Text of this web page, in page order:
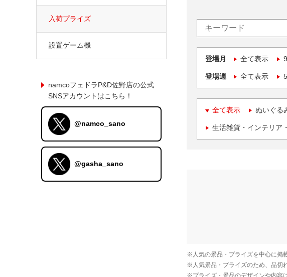
登場月 全て表示
登場週 全て表示
全て表示 ぬいぐる
生活雑貨・インテリア
入荷プライズ
設置ゲーム機
namcoフェドラP&D佐野店の公式
SNSアカウントはこちら！
@namco_sano
@gasha_sano